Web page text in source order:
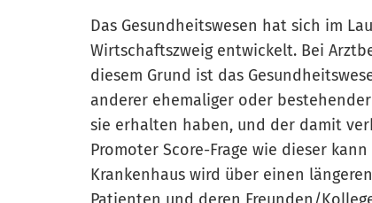
Das Gesundheitswesen hat sich im
Wirtschaftszweig entwickelt. Bei
diesem Grund ist das
anderer ehemaliger oder
sie erhalten haben, und der damit
Promoter Score-Frage wie dieser
Krankenhaus wird über einen